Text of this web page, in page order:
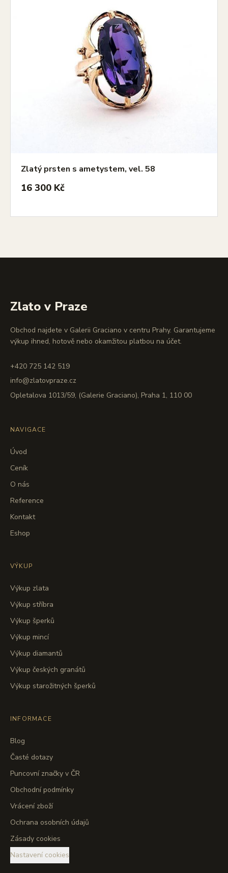
Zlatý prsten s ametystem, vel. 58
16 300 Kč
Zlato v Praze
Obchod najdete v Galerii Graciano v centru Prahy. Garantujeme
výkup ihned, hotově nebo okamžitou platbou na účet.
+420 725 142 519
info@zlatovpraze.cz
Opletalova 1013/59, (Galerie Graciano), Praha 1, 110 00
NAVIGACE
Úvod
Ceník
O nás
Reference
Kontakt
Eshop
VÝKUP
Výkup zlata
Výkup stříbra
Výkup šperků
Výkup mincí
Výkup diamantů
Výkup českých granátů
Výkup starožitných šperků
INFORMACE
Blog
Časté dotazy
Puncovní značky v ČR
Obchodní podmínky
Vrácení zboží
Ochrana osobních údajů
Zásady cookies
Nastavení cookies